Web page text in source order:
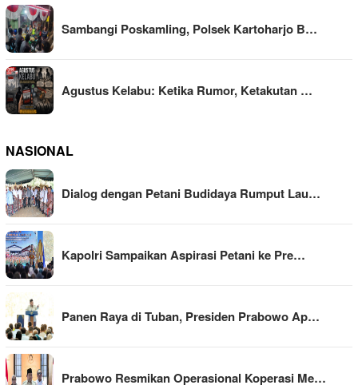
Sambangi Poskamling, Polsek Kartoharjo B…
Agustus Kelabu: Ketika Rumor, Ketakutan …
NASIONAL
Dialog dengan Petani Budidaya Rumput Lau…
Kapolri Sampaikan Aspirasi Petani ke Pre…
Panen Raya di Tuban, Presiden Prabowo Ap…
Prabowo Resmikan Operasional Koperasi Me…